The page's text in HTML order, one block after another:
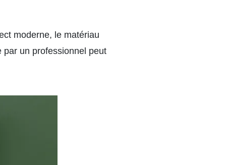
moderne, le matériau
par un professionnel peut